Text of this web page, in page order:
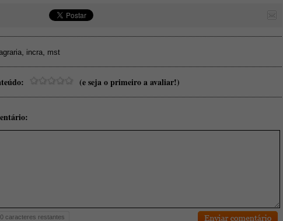
incra mst
(e seja o primeiro a avaliar!)
caracteres restantes